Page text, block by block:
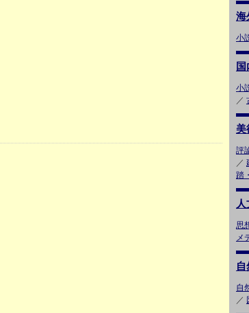
海
小
小
／
美
評
／
踏
思
メ
自
／